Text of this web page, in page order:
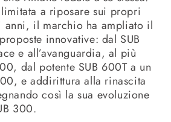
a riposare sui propri
il marchio ha ampliato il
innovative: dal SUB
e all’avanguardia, al più
dal potente SUB 600T a un
e addirittura alla rinascita
così la sua evoluzione
300.